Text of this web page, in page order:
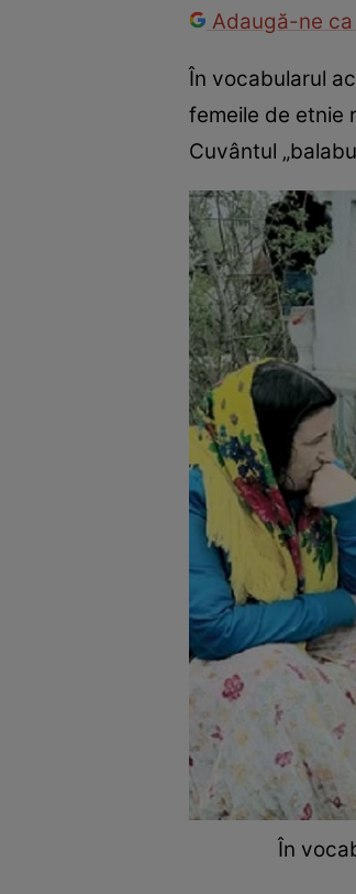
Adaugă-ne
În vocabularul
femeile de etnie
Cuvântul
În